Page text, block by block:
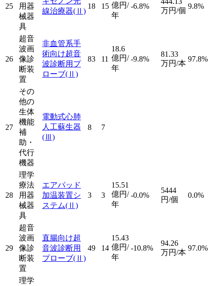
25
用器
械器
具
線治療器(Ⅱ)
18 15 億円/
年
-6.8%
万円/個
9.8%
26
超音
波画
像診
断装
置
非血管系手
術向け超音
波診断用プ
ローブ(Ⅱ)
83 11
18.6
億円/
年
-9.8%
81.33
万円/本
97.8%
27
その
他の
生体
機能
補
助・
代行
機器
電動式心肺
人工蘇生器
(Ⅲ)
8 7
28
理学
療法
用器
械器
具
エアパッド
加温装置シ
ステム(Ⅱ)
3 3
15.51
億円/
年
-0.0%
5444
円/個
0.0%
29
超音
波画
像診
断装
置
直腸向け超
音波診断用
プローブ(Ⅱ)
49 14
15.43
億円/
年
-10.8%
94.26
万円/本
97.0%
理学